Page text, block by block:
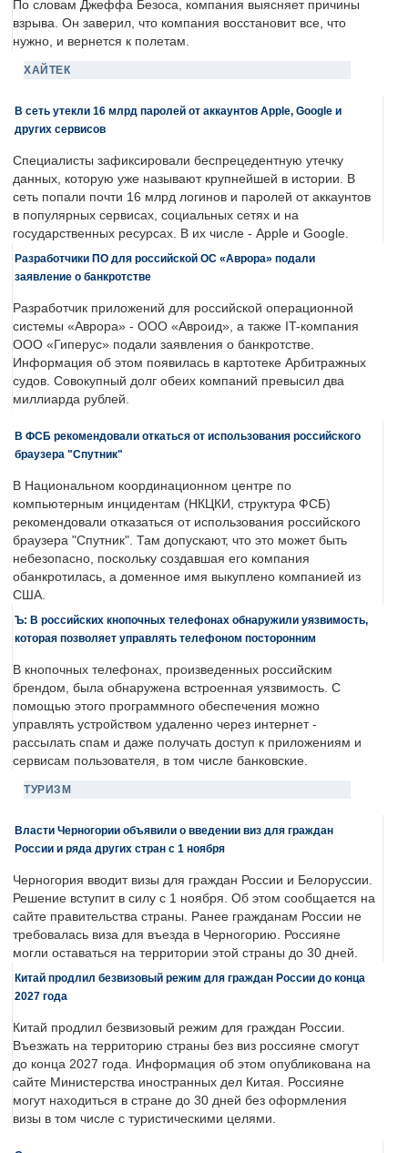
По словам Джеффа Безоса, компания выясняет причины
взрыва. Он заверил, что компания восстановит все, что
нужно, и вернется к полетам.
ХАЙТЕК
В сеть утекли 16 млрд паролей от аккаунтов Apple, Google и
других сервисов
Специалисты зафиксировали беспрецедентную утечку
данных, которую уже называют крупнейшей в истории. В
сеть попали почти 16 млрд логинов и паролей от аккаунтов
в популярных сервисах, социальных сетях и на
государственных ресурсах. В их числе - Apple и Google.
Разработчики ПО для российской ОС «Аврора» подали
заявление о банкротстве
Разработчик приложений для российской операционной
системы «Аврора» - ООО «Авроид», а также IT-компания
ООО «Гиперус» подали заявления о банкротстве.
Информация об этом появилась в картотеке Арбитражных
судов. Совокупный долг обеих компаний превысил два
миллиарда рублей.
В ФСБ рекомендовали откаться от использования российского
браузера "Спутник"
В Национальном координационном центре по
компьютерным инцидентам (НКЦКИ, структура ФСБ)
рекомендовали отказаться от использования российского
браузера "Спутник". Там допускают, что это может быть
небезопасно, поскольку создавшая его компания
обанкротилась, а доменное имя выкуплено компанией из
США.
Ъ: В российских кнопочных телефонах обнаружили уязвимость,
которая позволяет управлять телефоном посторонним
В кнопочных телефонах, произведенных российским
брендом, была обнаружена встроенная уязвимость. С
помощью этого программного обеспечения можно
управлять устройством удаленно через интернет -
рассылать спам и даже получать доступ к приложениям и
сервисам пользователя, в том числе банковские.
ТУРИЗМ
Власти Черногории объявили о введении виз для граждан
России и ряда других стран с 1 ноября
Черногория вводит визы для граждан России и Белоруссии.
Решение вступит в силу с 1 ноября. Об этом сообщается на
сайте правительства страны. Ранее гражданам России не
требовалась виза для въезда в Черногорию. Россияне
могли оставаться на территории этой страны до 30 дней.
Китай продлил безвизовый режим для граждан России до конца
2027 года
Китай продлил безвизовый режим для граждан России.
Въезжать на территорию страны без виз россияне смогут
до конца 2027 года. Информация об этом опубликована на
сайте Министерства иностранных дел Китая. Россияне
могут находиться в стране до 30 дней без оформления
визы в том числе с туристическими целями.